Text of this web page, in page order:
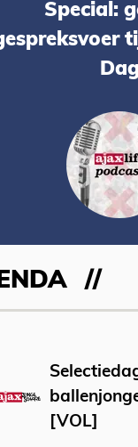
Special:
Dag
[VOL]